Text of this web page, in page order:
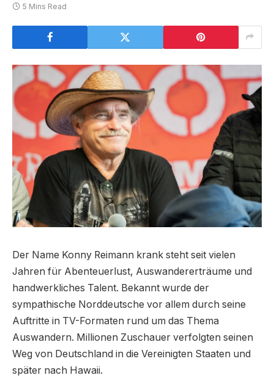
5 Mins Read
Der Name Konny Reimann krank steht seit vielen
Jahren für Abenteuerlust, Auswandererträume und
handwerkliches Talent. Bekannt wurde der
sympathische Norddeutsche vor allem durch seine
Auftritte in TV-Formaten rund um das Thema
Auswandern. Millionen Zuschauer verfolgten seinen
Weg von Deutschland in die Vereinigten Staaten und
später nach Hawaii.